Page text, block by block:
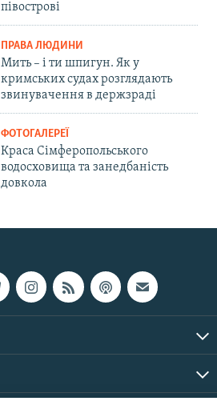
півострові
ПРАВА ЛЮДИНИ
Мить – і ти шпигун. Як у
кримських судах розглядають
звинувачення в держзраді
ФОТОГАЛЕРЕЇ
Краса Сімферопольського
водосховища та занедбаність
довкола